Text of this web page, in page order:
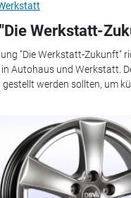
Werkstatt-
"Die Werkstatt-Zukunft"
Autohaus und Werkstatt.
werden sollten, um